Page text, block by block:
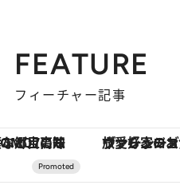
FEATURE
フィーチャー記事
ヴァシュロン・コンスタンタン「オーヴァーシーズ・オートマティック」。旅愛好家の